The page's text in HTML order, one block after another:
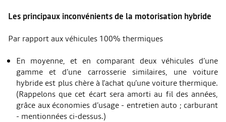
Les principaux inconvénients de la motorisation hybride
Par rapport aux véhicules 100% thermiques
En moyenne, et en comparant deux véhicules d’une
gamme et d’une carrosserie similaires, une voiture
hybride est plus chère à l’achat qu’une voiture thermique.
(Rappelons que cet écart sera amorti au fil des années,
grâce aux économies d’usage - entretien auto ; carburant
- mentionnées ci-dessus.)